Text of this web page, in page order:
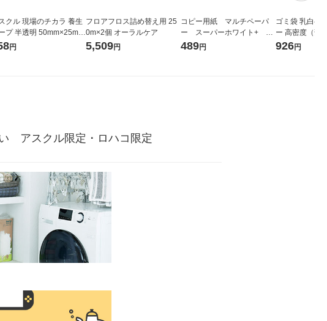
クル 現場のチカラ 養生
プ 半透明 50mm×25m Y
1巻 オリジナル
円
フロアフロス詰め替え用 25
0m×2個 オーラルケア
5,509円
コピー用紙 マルチペーパ
ー スーパーホワイト+ A4
1冊（500枚入） 高白色
489円
ゴミ袋 乳白半
ー 高密度（薄
45L 詰め替え
926円
　アスクル限定・ロハコ限定